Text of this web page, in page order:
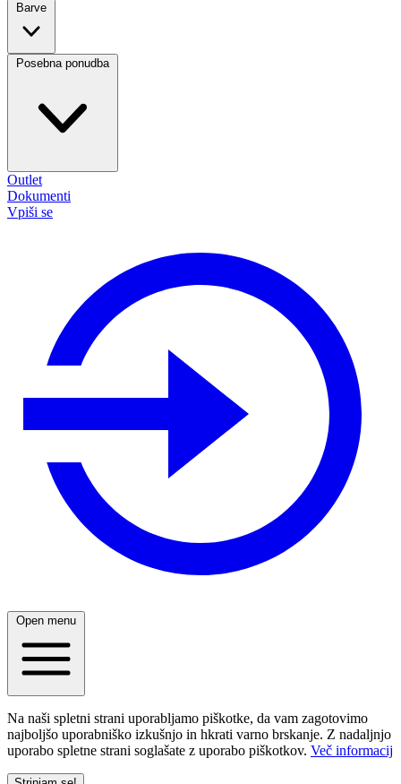
Barve
Posebna ponudba
Outlet
Dokumenti
Vpiši se
Open menu
Na naši spletni strani uporabljamo piškotke, da vam zagotovimo
najboljšo uporabniško izkušnjo in hkrati varno brskanje. Z nadaljnjo
uporabo spletne strani soglašate z uporabo piškotkov. Več informacij